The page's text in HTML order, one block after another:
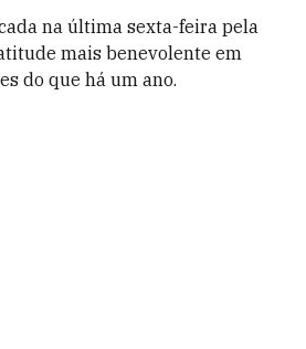
na última sexta-feira pela
mais benevolente em
do que há um ano.